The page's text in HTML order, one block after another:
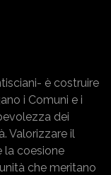
è costruire
i Comuni e i
dei
Valorizzare il
la coesione
che meritano